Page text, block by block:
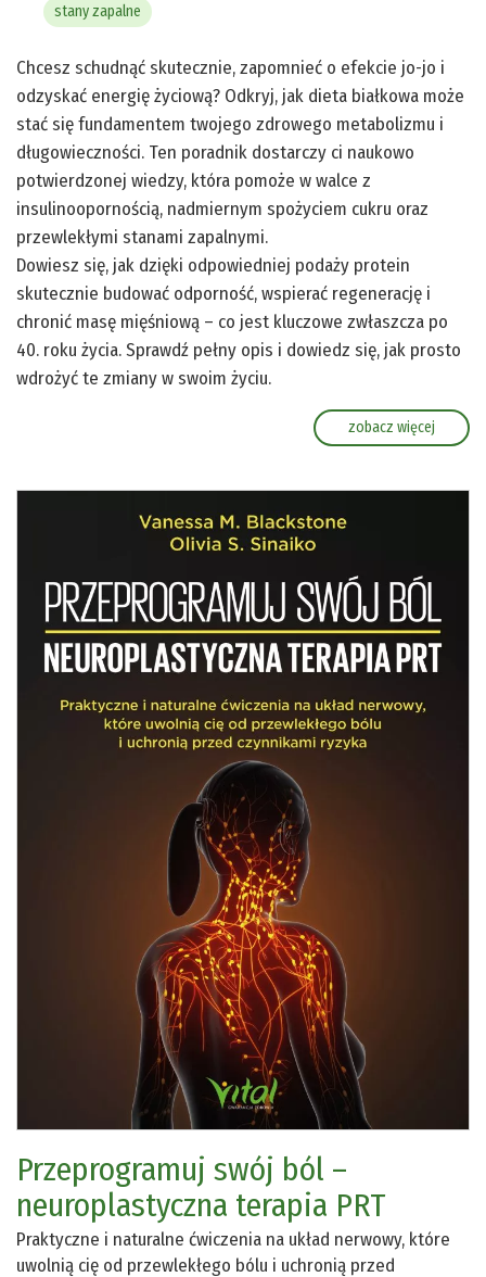
stany zapalne
Chcesz schudnąć skutecznie, zapomnieć o efekcie jo-jo i
odzyskać energię życiową? Odkryj, jak dieta białkowa może
stać się fundamentem twojego zdrowego metabolizmu i
długowieczności. Ten poradnik dostarczy ci naukowo
potwierdzonej wiedzy, która pomoże w walce z
insulinoopornością, nadmiernym spożyciem cukru oraz
przewlekłymi stanami zapalnymi.
Dowiesz się, jak dzięki odpowiedniej podaży protein
skutecznie budować odporność, wspierać regenerację i
chronić masę mięśniową – co jest kluczowe zwłaszcza po
40. roku życia. Sprawdź pełny opis i dowiedz się, jak prosto
wdrożyć te zmiany w swoim życiu.
zobacz więcej
Przeprogramuj swój ból –
neuroplastyczna terapia PRT
Praktyczne i naturalne ćwiczenia na układ nerwowy, które
uwolnią cię od przewlekłego bólu i uchronią przed